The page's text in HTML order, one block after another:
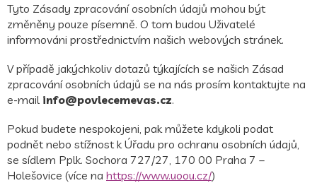
Tyto Zásady zpracování osobních údajů mohou být
změněny pouze písemně. O tom budou Uživatelé
informováni prostřednictvím našich webových stránek.
V případě jakýchkoliv dotazů týkajících se našich Zásad
zpracování osobních údajů se na nás prosím kontaktujte na
e-mail info@povlecemevas.cz.
Pokud budete nespokojeni, pak můžete kdykoli podat
podnět nebo stížnost k Úřadu pro ochranu osobních údajů,
se sídlem Pplk. Sochora 727/27, 170 00 Praha 7 –
Holešovice (více na https://www.uoou.cz/)